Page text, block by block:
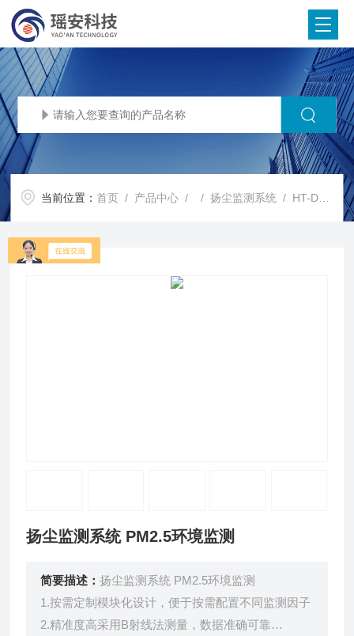
当前位置：首页 / 产品中心 / /扬尘监测系统 / HT-DS400扬尘监测系统 PM2.5环境监测
扬尘监测系统 PM2.5环境监测
简要描述：扬尘监测系统 PM2.5环境监测
1.按需定制模块化设计，便于按需配置不同监测因子
2.精准度高采用B射线法测量，数据准确可靠